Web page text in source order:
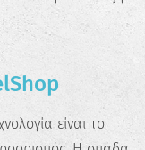
είναι το